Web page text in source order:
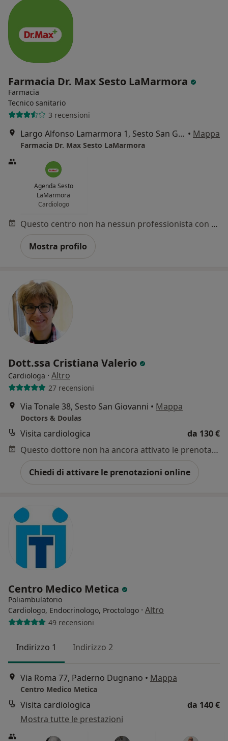
Farmacia Dr. Max Sesto LaMarmora
Farmacia
Tecnico sanitario
3 recensioni
Largo Alfonso Lamarmora 1, Sesto San Giovanni • Mappa
Farmacia Dr. Max Sesto LaMarmora
Agenda Sesto
LaMarmora
Cardiologo
Questo centro non ha nessun professionista con date disponibili
Mostra profilo
Dott.ssa Cristiana Valerio
Cardiologa · Altro
27 recensioni
Via Tonale 38, Sesto San Giovanni • Mappa
Doctors & Doulas
Visita cardiologica
da 130 €
Questo dottore non ha ancora attivato le prenotazioni online presso questo indirizzo.
Chiedi di attivare le prenotazioni online
Centro Medico Metica
Poliambulatorio
Cardiologo, Endocrinologo, Proctologo · Altro
49 recensioni
Indirizzo 1 Indirizzo 2
Via Roma 77, Paderno Dugnano • Mappa
Centro Medico Metica
Visita cardiologica
da 140 €
Mostra tutte le prestazioni